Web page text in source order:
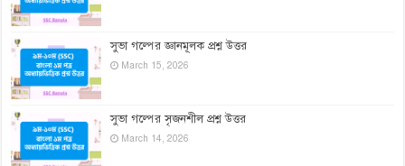
সুভা গল্পের জ্ঞানমূলক প্রশ্ন উত্তর
March 15, 2026
সুভা গল্পের সৃজনশীল প্রশ্ন উত্তর
March 14, 2026